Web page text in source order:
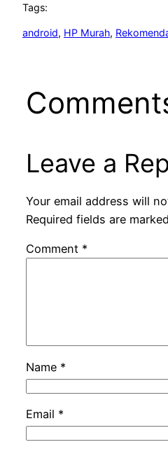
Tags:
android, HP Murah,
Leave a
Your email address will
Required fields are marked
Comment *
Name *
Email *